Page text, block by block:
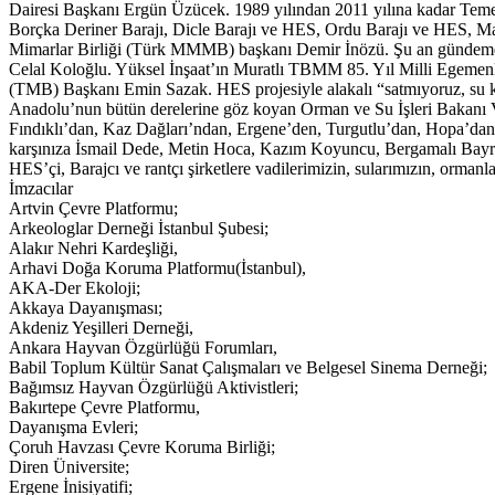
Dairesi Başkanı Ergün Üzücek. 1989 yılından 2011 yılına kadar
Borçka Deriner Barajı, Dicle Barajı ve HES, Ordu Barajı ve HES,
Mimarlar Birliği (Türk MMMB) başkanı Demir İnözü. Şu an
Celal Koloğlu. Yüksel İnşaat’ın Muratlı TBMM 85. Yıl Milli
(TMB) Başkanı Emin Sazak. HES projesiyle alakalı “satmıyoruz, su
Anadolu’nun bütün derelerine göz koyan Orman ve Su İşleri Bakanı
Fındıklı’dan, Kaz Dağları’ndan, Ergene’den, Turgutlu’dan,
karşınıza İsmail Dede, Metin Hoca, Kazım Koyuncu, Bergamalı
HES’çi, Barajcı ve rantçı şirketlere vadilerimizin, sularımızın,
İmzacılar
Artvin Çevre Platformu;
Arkeologlar Derneği İstanbul Şubesi;
Alakır Nehri Kardeşliği,
Arhavi Doğa Koruma Platformu(İstanbul),
AKA-Der Ekoloji;
Akkaya Dayanışması;
Akdeniz Yeşilleri Derneği,
Ankara Hayvan Özgürlüğü Forumları,
Babil Toplum Kültür Sanat Çalışmaları ve Belgesel Sinema Derneği;
Bağımsız Hayvan Özgürlüğü Aktivistleri;
Bakırtepe Çevre Platformu,
Dayanışma Evleri;
Çoruh Havzası Çevre Koruma Birliği;
Diren Üniversite;
Ergene İnisiyatifi;